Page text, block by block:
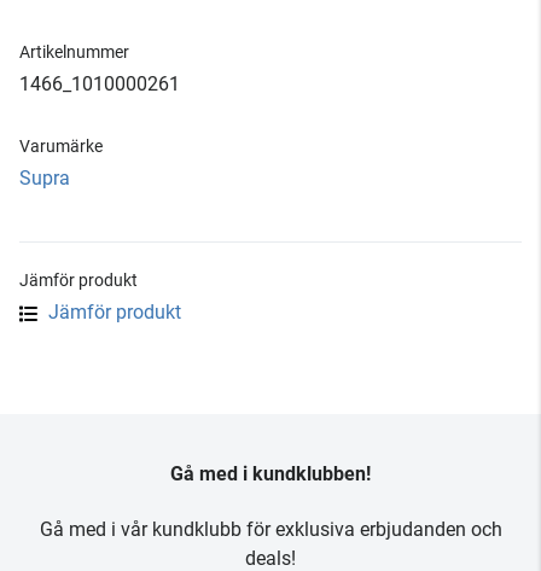
Artikelnummer
1466_1010000261
Varumärke
Supra
Jämför produkt
Jämför produkt
Gå med i kundklubben!
Gå med i vår kundklubb för exklusiva erbjudanden och
deals!